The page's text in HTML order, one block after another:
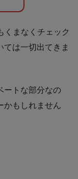
くまなくチェック
ては一切出てきま
ートな部分なの
かもしれません